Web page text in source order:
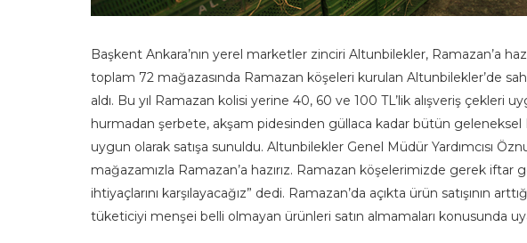
Başkent Ankara’nın yerel marketler zinciri Altunbilekler, Ramazan’a
toplam 72 mağazasında Ramazan köşeleri kurulan Altunbilekler’de
aldı. Bu yıl Ramazan kolisi yerine 40, 60 ve 100 TL’lik alışveriş çekleri
hurmadan şerbete, akşam pidesinden güllaca kadar bütün
uygun olarak satışa sunuldu. Altunbilekler Genel Müdür Yardımcısı
mağazamızla Ramazan’a hazırız. Ramazan köşelerimizde gerek iftar
ihtiyaçlarını karşılayacağız” dedi. Ramazan’da açıkta ürün satışının
tüketiciyi menşei belli olmayan ürünleri satın almamaları konusunda